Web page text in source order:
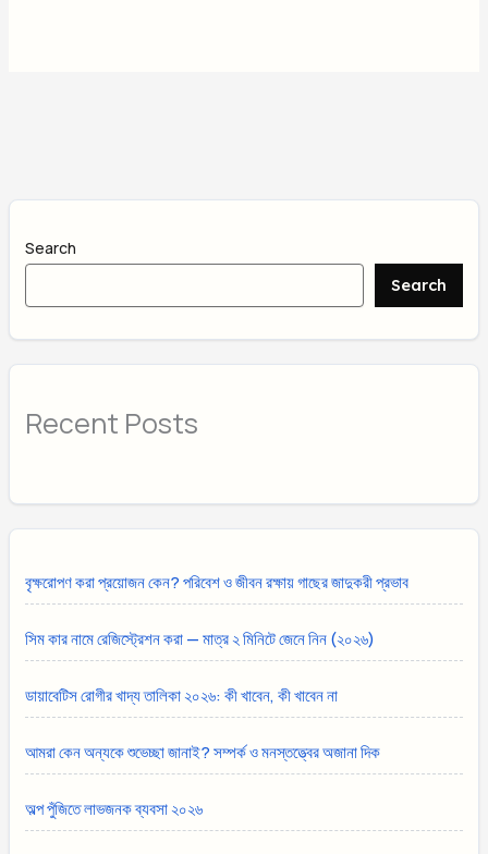
Search
Search
Recent Posts
বৃক্ষরোপণ করা প্রয়োজন কেন? পরিবেশ ও জীবন রক্ষায় গাছের জাদুকরী প্রভাব
সিম কার নামে রেজিস্ট্রেশন করা — মাত্র ২ মিনিটে জেনে নিন (২০২৬)
ডায়াবেটিস রোগীর খাদ্য তালিকা ২০২৬: কী খাবেন, কী খাবেন না
আমরা কেন অন্যকে শুভেচ্ছা জানাই? সম্পর্ক ও মনস্তত্ত্বের অজানা দিক
অল্প পুঁজিতে লাভজনক ব্যবসা ২০২৬